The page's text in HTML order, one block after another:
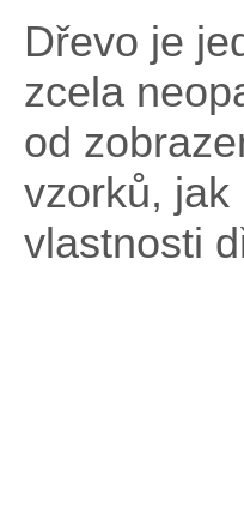
Dřevo je
zcela
od
vzorků, jak
vlastnosti